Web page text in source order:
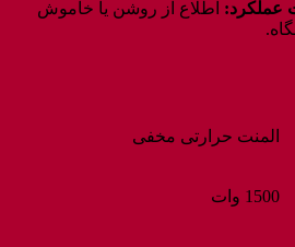
عملکرد: اطلاع از روشن یا خاموش
المنت حرارتی مخفی
1500 وات